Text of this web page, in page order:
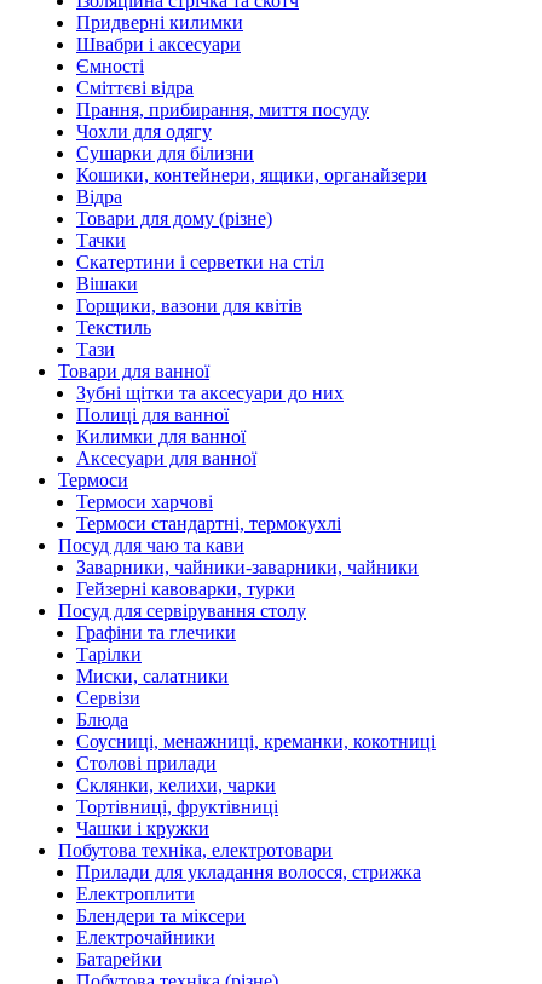
Придверні килимки
Швабри і аксесуари
Ємності
Сміттєві відра
Прання, прибирання, миття посуду
Чохли для одягу
Сушарки для білизни
Кошики, контейнери, ящики, органайзери
Відра
Товари для дому (різне)
Тачки
Скатертини і серветки на стіл
Вішаки
Горщики, вазони для квітів
Текстиль
Тази
Товари для ванної
Зубні щітки та аксесуари до них
Полиці для ванної
Килимки для ванної
Аксесуари для ванної
Термоси
Термоси харчові
Термоси стандартні, термокухлі
Посуд для чаю та кави
Заварники, чайники-заварники, чайники
Гейзерні кавоварки, турки
Посуд для сервірування столу
Графіни та глечики
Тарілки
Миски, салатники
Сервізи
Блюда
Соусниці, менажниці, креманки, кокотниці
Столові прилади
Склянки, келихи, чарки
Тортівниці, фруктівниці
Чашки і кружки
Побутова техніка, електротовари
Прилади для укладання волосся, стрижка
Електроплити
Блендери та міксери
Електрочайники
Батарейки